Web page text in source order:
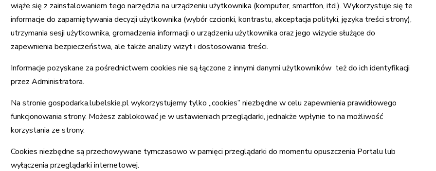
wiąże się z zainstalowaniem tego narzędzia na urządzeniu użytkownika (komputer, smartfon, itd.). Wykorzystuje się te
informacje do zapamiętywania decyzji użytkownika (wybór czcionki, kontrastu, akceptacja polityki, języka treści strony),
utrzymania sesji użytkownika, gromadzenia informacji o urządzeniu użytkownika oraz jego wizycie służące do
zapewnienia bezpieczeństwa, ale także analizy wizyt i dostosowania treści.
Informacje pozyskane za pośrednictwem cookies nie są łączone z innymi danymi użytkowników też do ich identyfikacji
przez Administratora.
Na stronie gospodarka.lubelskie.pl wykorzystujemy tylko „cookies” niezbędne w celu zapewnienia prawidłowego
funkcjonowania strony. Możesz zablokować je w ustawieniach przeglądarki, jednakże wpłynie to na możliwość
korzystania ze strony.
Cookies niezbędne są przechowywane tymczasowo w pamięci przeglądarki do momentu opuszczenia Portalu lub
wyłączenia przeglądarki internetowej.